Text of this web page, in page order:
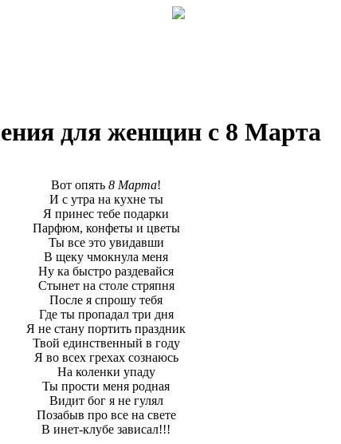
для женщин с 8 Марта
Вот опять 8 Марта!
И с утра на кухне ты
Я принес тебе подарки
Парфюм, конфеты и цветы
Ты все это увидавши
В щеку чмокнула меня
Ну ка быстро раздевайся
Стынет на столе стряпня
После я спрошу тебя
Где ты пропадал три дня
Я не стану портить праздник
Твой единственный в году
Я во всех грехах сознаюсь
На коленки упаду
Ты прости меня родная
Видит бог я не гулял
Позабыв про все на свете
В инет-клубе зависал!!!